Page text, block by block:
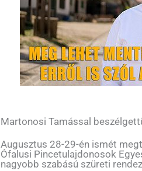
Martonosi Tamással
Augusztus 28-29-én ismét
Ófalusi Pincetulajdonosok
nagyobb szabású szüreti